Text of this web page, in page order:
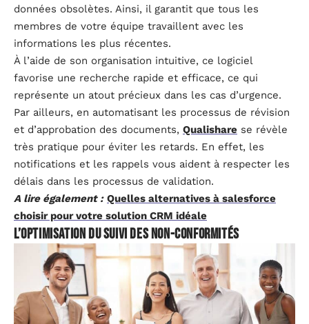
données obsolètes. Ainsi, il garantit que tous les
membres de votre équipe travaillent avec les
informations les plus récentes.
À l’aide de son organisation intuitive, ce logiciel
favorise une recherche rapide et efficace, ce qui
représente un atout précieux dans les cas d’urgence.
Par ailleurs, en automatisant les processus de révision
et d’approbation des documents, Qualishare se révèle
très pratique pour éviter les retards. En effet, les
notifications et les rappels vous aident à respecter les
délais dans les processus de validation.
A lire également : Quelles alternatives à salesforce
choisir pour votre solution CRM idéale
L’optimisation du suivi des non-conformités